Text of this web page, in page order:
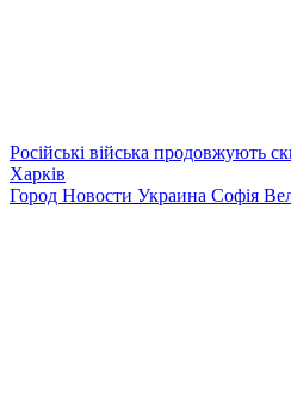
Російські війська продовжують
Харків
Город Новости Украина Софія